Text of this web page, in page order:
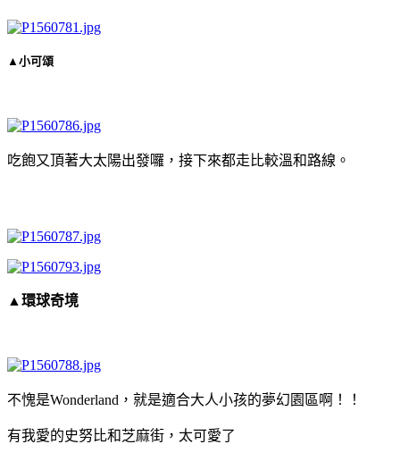
▲小可頌
吃飽又頂著大太陽出發囉，接下來都走比較溫和路線。
▲環球奇境
不愧是Wonderland，就是適合大人小孩的夢幻園區啊！！
有我愛的史努比和芝麻街，太可愛了